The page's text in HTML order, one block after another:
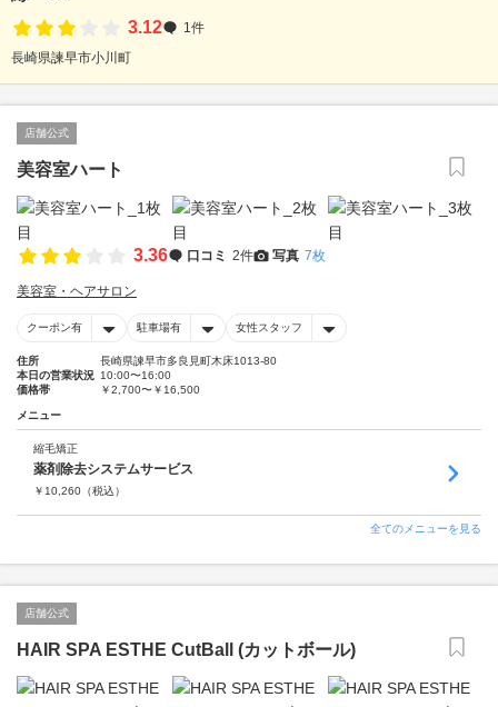
3.12
1件
長崎県諫早市小川町
店舗公式
美容室ハート
3.36 口コミ 2件 写真 7枚
美容室・ヘアサロン
クーポン有 駐車場有 女性スタッフ
住所
長崎県諫早市多良見町木床1013-80
本日の営業状況 10:00〜16:00
価格帯
￥2,700〜￥16,500
メニュー
縮毛矯正
薬剤除去システムサービス
￥ 10,260 （税込）
全てのメニューを見る
店舗公式
HAIR SPA ESTHE CutBall (カットボール)